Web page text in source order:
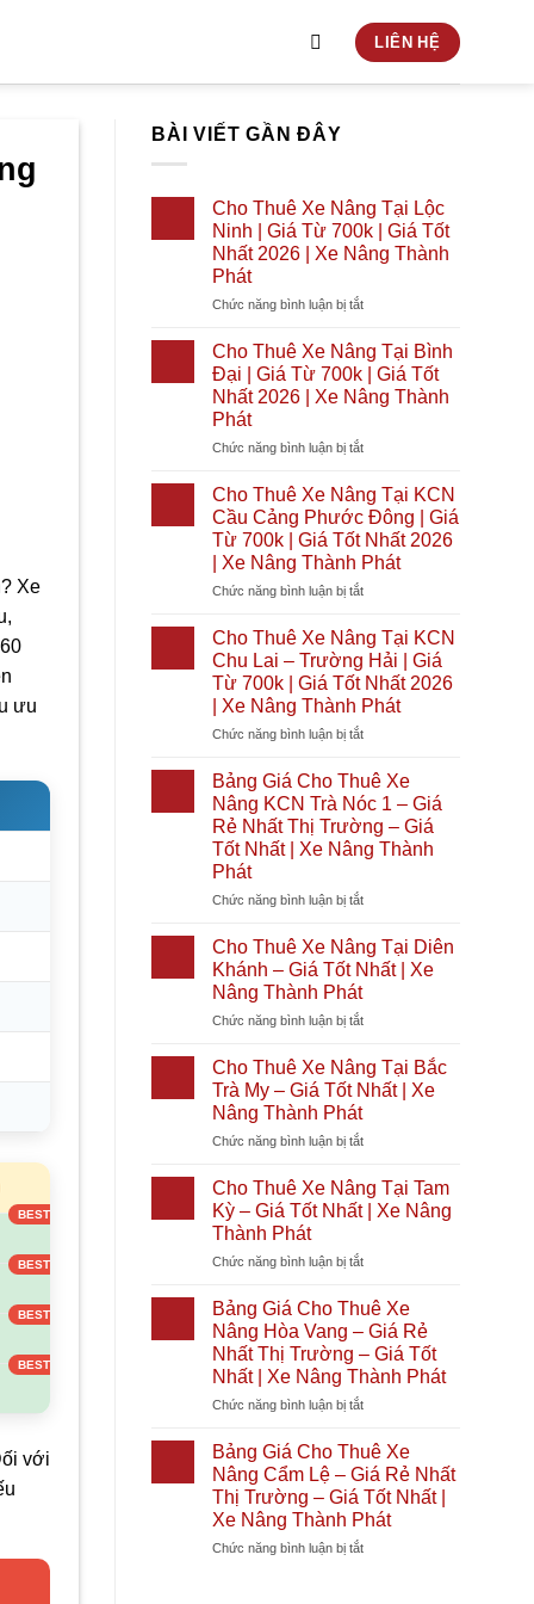
LIÊN HỆ
Xe
ưu
với
BÀI VIẾT GẦN ĐÂY
Cho Thuê Xe Nâng Tại Lộc
Ninh | Giá Từ 700k | Giá Tốt
Nhất 2026 | Xe Nâng Thành
Phát
Chức năng bình luận bị tắtở
Thuê
Xe
Nâng
Tại
Ninh
Giá
Từ
700k
Giá
Tốt
2026
|
Xe
Nâng
Thành
Phát
Cho Thuê Xe Nâng Tại Bình
Đại | Giá Từ 700k | Giá Tốt
Nhất 2026 | Xe Nâng Thành
Phát
Chức năng bình luận bị tắtở
Thuê
Xe
Nâng
Tại
Bình
Đại
Giá
Từ
700k
Giá
Tốt
2026
|
Xe
Nâng
Thành
Cho Thuê Xe Nâng Tại KCN
Cầu Cảng Phước Đông | Giá
Từ 700k | Giá Tốt Nhất 2026
| Xe Nâng Thành Phát
Chức năng bình luận bị tắtở
Thuê
Xe
Nâng
Tại
KCN
Cầu
Phước
Đông
|
Giá
Từ
Nhất
2026
|
Xe
Phát
Cho Thuê Xe Nâng Tại KCN
Chu Lai – Trường Hải | Giá
Từ 700k | Giá Tốt Nhất 2026
| Xe Nâng Thành Phát
Chức năng bình luận bị tắtở
Thuê
Xe
Nâng
Tại
KCN
Lai
Hải
|
Giá
Từ
Giá
Tốt
Nhất
2026
Nâng
Thành
Bảng Giá Cho Thuê Xe
Nâng KCN Trà Nóc 1 – Giá
Rẻ Nhất Thị Trường – Giá
Tốt Nhất | Xe Nâng Thành
Phát
Chức năng bình luận bị tắtở
Giá
Cho
Thuê
Xe
Nâng
Trà
Nóc
1
–
Giá
Nhất
Thị
Trường
Giá
Nhất
Xe
Nâng
Thành
Phát
Cho Thuê Xe Nâng Tại Diên
Khánh – Giá Tốt Nhất | Xe
Nâng Thành Phát
Chức năng bình luận bị tắtở
Thuê
Xe
Nâng
Tại
Diên
–
Giá
Tốt
|
Nâng
Thành
Phát
Cho Thuê Xe Nâng Tại Bắc
Trà My – Giá Tốt Nhất | Xe
Nâng Thành Phát
Chức năng bình luận bị tắtở
Thuê
Xe
Nâng
Bắc
My
Giá
Tốt
Nhất
|
Nâng
Thành
Phát
Cho Thuê Xe Nâng Tại Tam
Kỳ – Giá Tốt Nhất | Xe Nâng
Thành Phát
Chức năng bình luận bị tắtở
Thuê
Xe
Nâng
Tại
Tam
Kỳ
Giá
Tốt
Nhất
Xe
Nâng
Bảng Giá Cho Thuê Xe
Nâng Hòa Vang – Giá Rẻ
Nhất Thị Trường – Giá Tốt
Nhất | Xe Nâng Thành Phát
Chức năng bình luận bị tắtở
Giá
Cho
Thuê
Xe
Nâng
Hòa
Bảng Giá Cho Thuê Xe
Nâng Cẩm Lệ – Giá Rẻ Nhất
Thị Trường – Giá Tốt Nhất |
Xe Nâng Thành Phát
Chức năng bình luận bị tắtở